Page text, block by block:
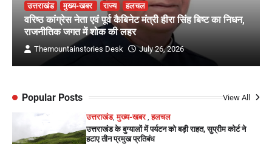
उत्तराखंड मुख्य-खबर राज्य हलचल
वरिष्ठ कांग्रेस नेता एवं पूर्व कैबिनेट मंत्री हीरा सिंह बिष्ट का निधन,
राजनीतिक जगत में शोक की लहर
Themountainstories Desk July 26, 2026
Popular Posts View All
उत्तराखंड,मुख्य-खबर ,हलचल
उत्तराखंड के बुग्यालों में पर्यटन को बड़ी राहत, सुप्रीम कोर्ट ने
हटाए तीन प्रमुख प्रतिबंध